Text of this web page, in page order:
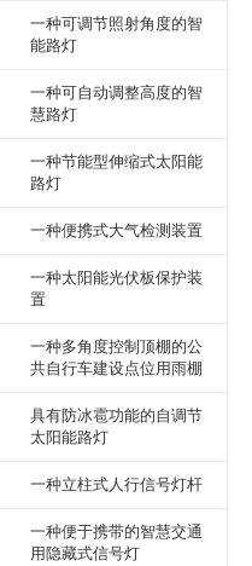
一种可调节照射角度的智
能路灯
一种可自动调整高度的智
慧路灯
一种节能型伸缩式太阳能
路灯
一种便携式大气检测装置
一种太阳能光伏板保护装
置
一种多角度控制顶棚的公
共自行车建设点位用雨棚
具有防冰雹功能的自调节
太阳能路灯
一种立柱式人行信号灯杆
一种便于携带的智慧交通
用隐藏式信号灯